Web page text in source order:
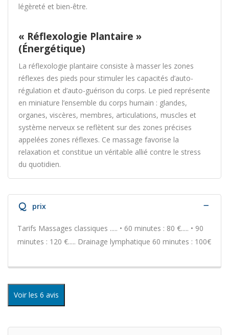
légèreté et bien-être.
« Réflexologie Plantaire »
(Énergétique)
La réflexologie plantaire consiste à masser les zones
réflexes des pieds pour stimuler les capacités d’auto-
régulation et d’auto-guérison du corps. Le pied représente
en miniature l’ensemble du corps humain : glandes,
organes, viscères, membres, articulations, muscles et
système nerveux se reflètent sur des zones précises
appelées zones réflexes. Ce massage favorise la
relaxation et constitue un véritable allié contre le stress
du quotidien.
Q prix
Tarifs Massages classiques ..... • 60 minutes : 80 €..... • 90
minutes : 120 €..... Drainage lymphatique 60 minutes : 100€
Voir les 6 avis